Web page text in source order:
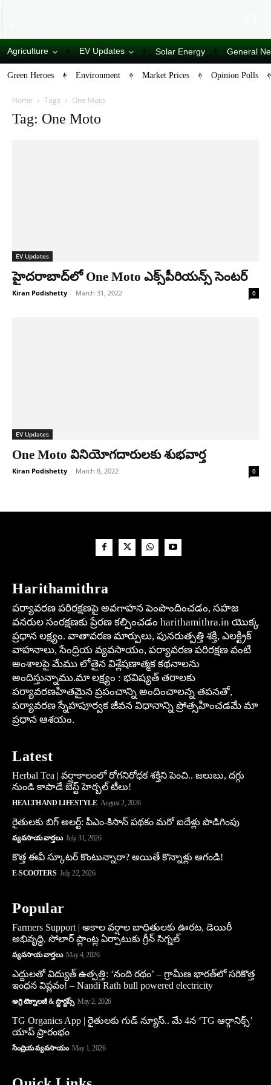
Agriculture EV Updates Solar Energy General
Green Heroes Environment Market Prices Opinion Polls
Home Tags One Moto
Tag: One Moto
EV Updates
హైద‌రాబాద్‌లో One Moto ఎక్స్‌పీరియ‌న్స్ సెంట‌ర్‌
Kiran Podishetty - March 31, 2022 0
EV Updates
One Moto వినియోగ‌దారుల‌కు శుభ‌వార్త‌
Kiran Podishetty - March 8, 2022 0
Harithamithra
పర్యావరణ పరిరక్షణపై అవగాహన పెంపొందించడం, సహజ
వనరుల సంరక్షణకు ప్రేరణ కల్పించడం harithamithra.in యొక్క
ప్రధాన లక్ష్యం. వాతావరణ మార్పులు, పునరుత్పత్తి శక్తి, ఎలక్ట్రిక్
వాహనాలు, సేంద్రియ వ్యవసాయం, పర్యావరణ పరిరక్షణ వంటి
అంశాలపై మేము లోతైన విశ్లేషణాత్మక కథనాలను
అందిస్తున్నాము.మా లక్ష్యం : భవిష్యత్ తరాలకు
పర్యావరణహితమైన ప్రపంచాన్ని అందించాలన్న తపనతో,
పర్యావరణ స్నేహపూర్వక జీవన విధానాన్ని ప్రోత్సహించడమే మా
ప్రధాన ఆశయం.
Latest
Herbal Tea | వర్షాకాలంలో రోగనిరోధక శక్తిని పెంచి.. జలుబు, దగ్గు
నుండి కాపాడే బెస్ట్ హెర్బల్ టీలు!
HEALTH AND LIFESTYLE August 2, 2026
రైతులకు బిగ్ అలర్ట్: పీఎం-కిసాన్ పథకం మరో ఐదేళ్లు పొడిగింపు
వ్యవసాయ వార్తలు July 31, 2026
కొత్త ఈవీ స్కూట‌ర్ కొంటున్నారా? అయితే కొన్నాళ్లు ఆగండి!
E-SCOOTERS July 22, 2026
Popular
Farmers Support | అకాల వర్షాల బాధితులకు ఊరట, డెయిరీ
అభివృద్ధి, సోలార్ ప్లాంట్ల ఏర్పాటుకు గ్రీన్‌ సిగ్నల్
వ్యవసాయ వార్తలు May 4, 2026
ఎద్దులతో విద్యుత్ ఉత్పత్తి: ‘నంది రథం’ – గ్రామీణ భారత్‌లో సరికొత్త
ఇంధన విప్లవం! – Nandi Rath bull powered electricity
అగ్రి టెక్నాలజీ & స్టార్టప్స్ May 2, 2026
TG Organics App | రైతులకు గుడ్ న్యూస్.. మే 4న ‘TG ఆర్గానిక్స్’
యాప్ ప్రారంభం
సేంద్రియ వ్యవసాయం May 1, 2026